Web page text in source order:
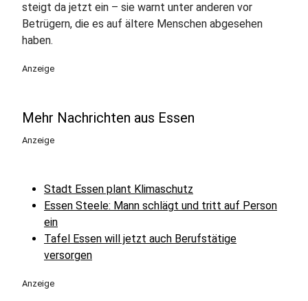
steigt da jetzt ein – sie warnt unter anderen vor
Betrügern, die es auf ältere Menschen abgesehen
haben.
Anzeige
Mehr Nachrichten aus Essen
Anzeige
Stadt Essen plant Klimaschutz
Essen Steele: Mann schlägt und tritt auf Person
ein
Tafel Essen will jetzt auch Berufstätige
versorgen
Anzeige